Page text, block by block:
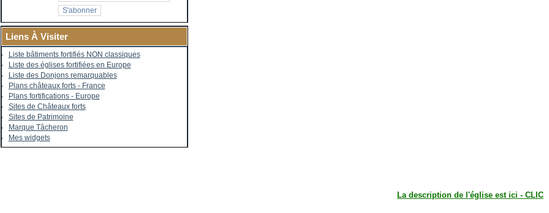
Liens À Visiter
Liste bâtiments fortifiés NON classiques
Liste des églises fortifiées en Europe
Liste des Donjons remarquables
Plans châteaux forts - France
Plans fortifications - Europe
Sites de Châteaux forts
Sites de Patrimoine
Marque Tâcheron
Mes widgets
La description de l'église est ici - CLIC